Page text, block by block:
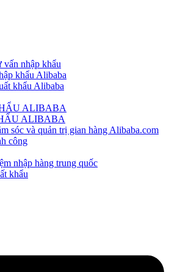
nhập khẩu
khẩu Alibaba
khẩu Alibaba
ALIBABA
ALIBABA
sóc và quản trị gian hàng Alibaba.com
công
nhập hàng trung quốc
khẩu